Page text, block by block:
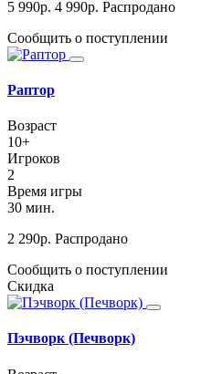
5 990р. 4 990р. Распродано
Сообщить о поступлении
Раптор
Возраст
10+
Игроков
2
Время игры
30 мин.
2 290р. Распродано
Сообщить о поступлении
Скидка
Пэчворк (Печворк)